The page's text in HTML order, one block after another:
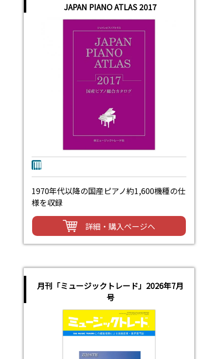
JAPAN PIANO ATLAS 2017
1970年代以降の国産ピアノ約1,600機種の仕
様を収録
詳細・購入ページへ
月刊「ミュージックトレード」2026年7月
号